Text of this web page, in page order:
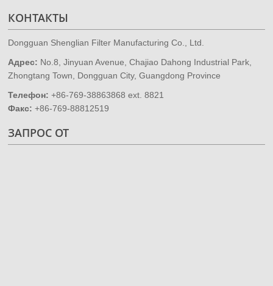
КОНТАКТЫ
Dongguan Shenglian Filter Manufacturing Co., Ltd.
Адрес: No.8, Jinyuan Avenue, Chajiao Dahong Industrial Park,
Zhongtang Town, Dongguan City, Guangdong Province
Телефон: +86-769-38863868 ext. 8821
Факс: +86-769-88812519
ЗАПРОС ОТ